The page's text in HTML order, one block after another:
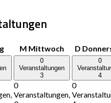
M Mittwoch D
0
Veranstaltungen
3
0
Veranstaltungen,
0
4
0